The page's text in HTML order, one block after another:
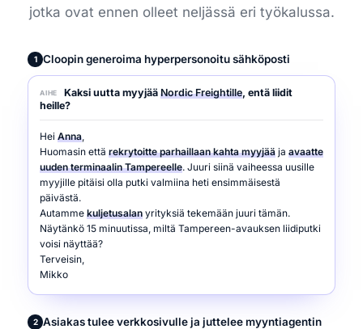
jotka ovat ennen olleet neljässä eri työkalussa.
1 Cloopin generoima hyperpersonoitu sähköposti
AIHE Kaksi uutta myyjääNordic Freightille, entä liidit
heille?
Hei Anna,
Huomasin että rekrytoitte parhaillaan kahta myyjää ja avaatte
uuden terminaalin Tampereelle. Juuri siinä vaiheessa uusille
myyjille pitäisi olla putki valmiina heti ensimmäisestä
päivästä.
Autamme kuljetusalan yrityksiä tekemään juuri tämän.
Näytänkö 15 minuutissa, miltä Tampereen-avauksen liidiputki
voisi näyttää?
Terveisin,
Mikko
2 Asiakas tulee verkkosivulle ja juttelee myyntiagentin